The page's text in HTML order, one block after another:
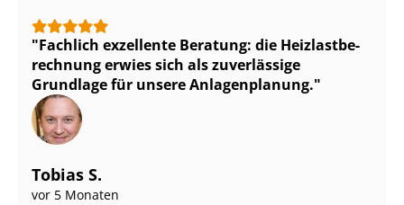
Fachlich exzellente Beratung: die Heiz­last­be­
rech­nung erwies sich als zuverlässige
Grundlage für unsere Anlagenplanung.
Tobias S.
vor 5 Monaten